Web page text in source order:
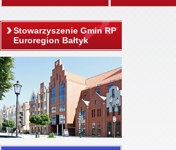
Stowarzyszenie Gmin RP
Euroregion Bałtyk